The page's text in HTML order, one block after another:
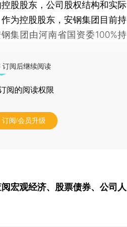
股股东，公司股权结构和实际
为控股股东，安钢集团目前持
集团由河南省国资委100%持
订阅后继续阅读
阅的阅读权限
订阅/会员升级
阅宏观经济、股票债券、公司人